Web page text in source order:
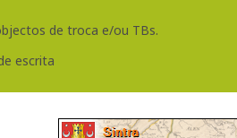
de troca e/ou TBs.
escrita